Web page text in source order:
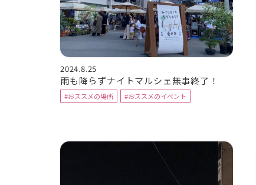
2024.8.25
雨も降らずナイトマルシェ無事終了！
#おススメの場所 #おススメのイベント